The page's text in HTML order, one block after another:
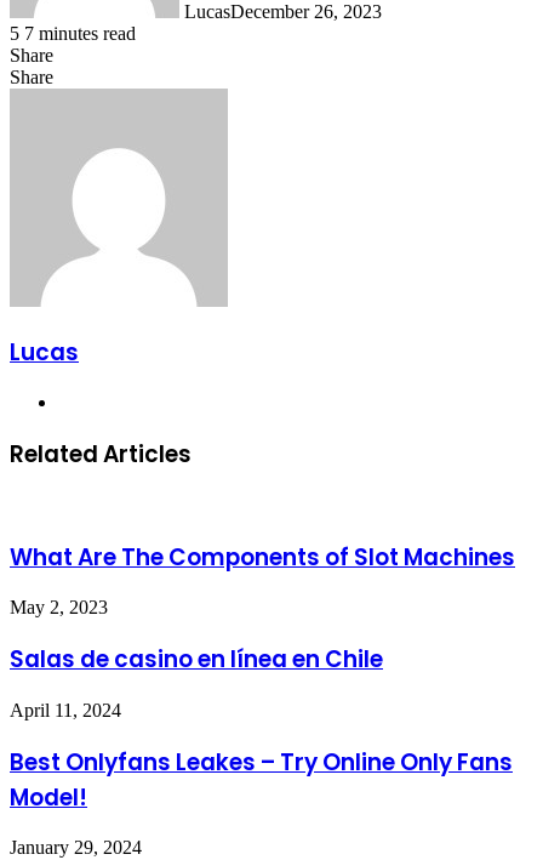
LucasDecember 26, 2023
5 7 minutes read
Share
Facebook
X
LinkedIn
Tumblr
Pinterest
Reddit
Messenger
Messenger
WhatsApp
Telegram
Share
Share
Lucas
Related Articles
What Are The Components of Slot Machines
May 2, 2023
Salas de casino en línea en Chile
April 11, 2024
Best Onlyfans Leakes – Try Online Only Fans
Model!
January 29, 2024